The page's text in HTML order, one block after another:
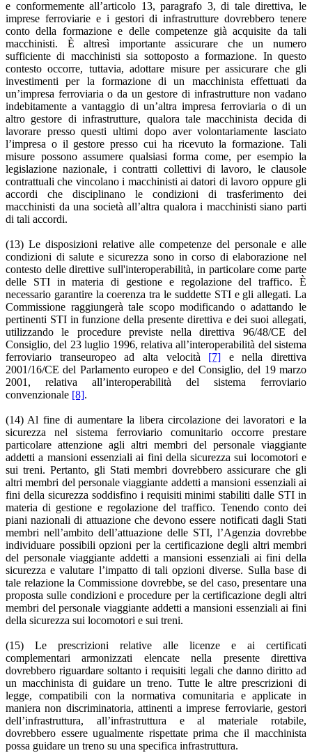
e conformemente all’articolo 13, paragrafo 3, di tale direttiva, le
imprese ferroviarie e i gestori di infrastrutture dovrebbero tenere
conto della formazione e delle competenze già acquisite da tali
macchinisti. È altresì importante assicurare che un numero
sufficiente di macchinisti sia sottoposto a formazione. In questo
contesto occorre, tuttavia, adottare misure per assicurare che gli
investimenti per la formazione di un macchinista effettuati da
un’impresa ferroviaria o da un gestore di infrastrutture non vadano
indebitamente a vantaggio di un’altra impresa ferroviaria o di un
altro gestore di infrastrutture, qualora tale macchinista decida di
lavorare presso questi ultimi dopo aver volontariamente lasciato
l’impresa o il gestore presso cui ha ricevuto la formazione. Tali
misure possono assumere qualsiasi forma come, per esempio la
legislazione nazionale, i contratti collettivi di lavoro, le clausole
contrattuali che vincolano i macchinisti ai datori di lavoro oppure gli
accordi che disciplinano le condizioni di trasferimento dei
macchinisti da una società all’altra qualora i macchinisti siano parti
di tali accordi.
(13) Le disposizioni relative alle competenze del personale e alle
condizioni di salute e sicurezza sono in corso di elaborazione nel
contesto delle direttive sull'interoperabilità, in particolare come parte
delle STI in materia di gestione e regolazione del traffico. È
necessario garantire la coerenza tra le suddette STI e gli allegati. La
Commissione raggiungerà tale scopo modificando o adattando le
pertinenti STI in funzione della presente direttiva e dei suoi allegati,
utilizzando le procedure previste nella direttiva 96/48/CE del
Consiglio, del 23 luglio 1996, relativa all’interoperabilità del sistema
ferroviario transeuropeo ad alta velocità [7] e nella direttiva
2001/16/CE del Parlamento europeo e del Consiglio, del 19 marzo
2001, relativa all’interoperabilità del sistema ferroviario
convenzionale [8].
(14) Al fine di aumentare la libera circolazione dei lavoratori e la
sicurezza nel sistema ferroviario comunitario occorre prestare
particolare attenzione agli altri membri del personale viaggiante
addetti a mansioni essenziali ai fini della sicurezza sui locomotori e
sui treni. Pertanto, gli Stati membri dovrebbero assicurare che gli
altri membri del personale viaggiante addetti a mansioni essenziali ai
fini della sicurezza soddisfino i requisiti minimi stabiliti dalle STI in
materia di gestione e regolazione del traffico. Tenendo conto dei
piani nazionali di attuazione che devono essere notificati dagli Stati
membri nell’ambito dell’attuazione delle STI, l’Agenzia dovrebbe
individuare possibili opzioni per la certificazione degli altri membri
del personale viaggiante addetti a mansioni essenziali ai fini della
sicurezza e valutare l’impatto di tali opzioni diverse. Sulla base di
tale relazione la Commissione dovrebbe, se del caso, presentare una
proposta sulle condizioni e procedure per la certificazione degli altri
membri del personale viaggiante addetti a mansioni essenziali ai fini
della sicurezza sui locomotori e sui treni.
(15) Le prescrizioni relative alle licenze e ai certificati
complementari armonizzati elencate nella presente direttiva
dovrebbero riguardare soltanto i requisiti legali che danno diritto ad
un macchinista di guidare un treno. Tutte le altre prescrizioni di
legge, compatibili con la normativa comunitaria e applicate in
maniera non discriminatoria, attinenti a imprese ferroviarie, gestori
dell’infrastruttura, all’infrastruttura e al materiale rotabile,
dovrebbero essere ugualmente rispettate prima che il macchinista
possa guidare un treno su una specifica infrastruttura.